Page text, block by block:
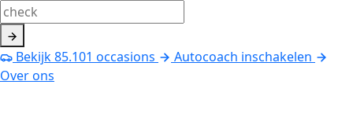
Bekijk85.101 occasions
Autocoach inschakelen
Over ons